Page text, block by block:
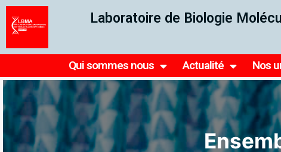
Laboratoire de Biologie
Qui sommes nous Actualité Nos